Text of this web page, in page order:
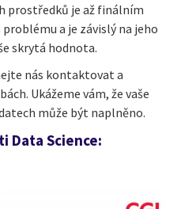
prostředků je až finálním
a je závislý na jeho
skrytá hodnota.
nás kontaktovat a
Ukážeme vám, že vaše
může být naplněno.
Data Science: